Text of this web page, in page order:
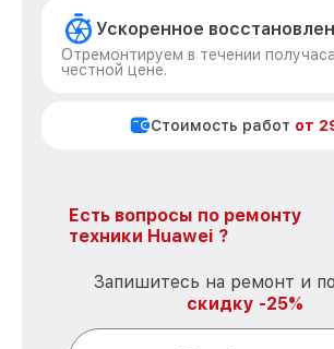
Ускоренное
Отремонтируем в течении
честной цене.
Стоимость работ от
Есть вопросы по ремонту
техники Huawei ?
Запишитесь на ремонт и
скидку -25%